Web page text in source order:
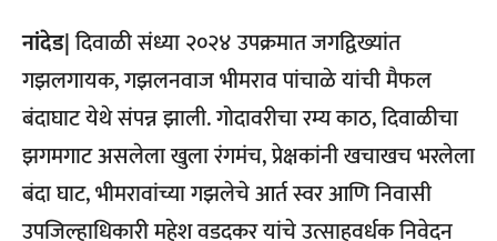
नांदेड|दिवाळी संध्या २०२४ उपक्रमात जगद्विख्यांत
गझलगायक, गझलनवाज भीमराव पांचाळे यांची मैफल
बंदाघाट येथे संपन्न झाली. गोदावरीचा रम्य काठ, दिवाळीचा
झगमगाट असलेला खुला रंगमंच, प्रेक्षकांनी खचाखच भरलेला
बंदा घाट, भीमरावांच्या गझलेचे आर्त स्वर आणि निवासी
उपजिल्हाधिकारी महेश वडदकर यांचे उत्साहवर्धक निवेदन